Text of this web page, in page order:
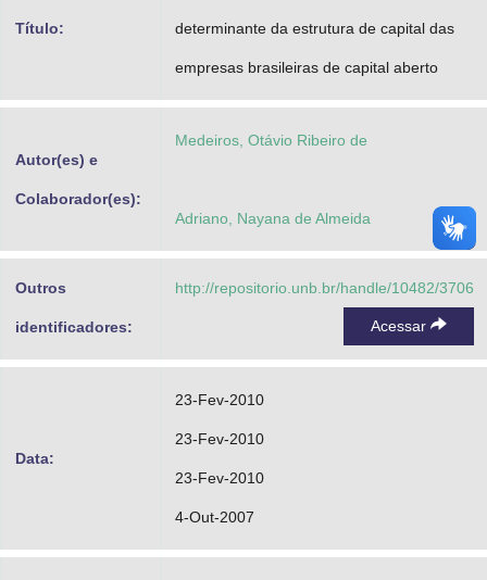
Título: determinante da estrutura de capital das
empresas brasileiras de capital aberto
Autor(es) e
Colaborador(es):
Medeiros, Otávio Ribeiro de
Adriano, Nayana de Almeida
Outros
identificadores:
http://repositorio.unb.br/handle/10482/3706
Acessar
Data:
23-Fev-2010
23-Fev-2010
23-Fev-2010
4-Out-2007